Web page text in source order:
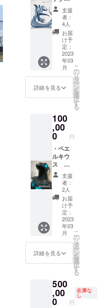
送りさ
せて頂
きま
す。 ※
外部公
開を禁
止し、
個人的
な利用
聴を認
めま
ジット
※支援
時、必
ず備考
欄に掲
載を希
望され
るお名
前をご
記入く
ださ
ル便
URLを
支援者
様の
メール
アドレ
スにお
送りさ
せて頂
きま
す。 ※
外部公
開を禁
止し、
個人的
な利用
のみ視
聴を認
キャス
トコメ
ント、
スタッ
フ対
談、没
脚本、
未公開
映像）
100ペー
ジほど
本編映
像(40
分) ・
『海鳴
りのと
き』本
編映像
(40分)
・『海
鳴りの
とき』
完全資
料集
（特撮
メイキ
ング、
制作記
録、完
テ、デ
ザイン
ワーク
ム オ
リジナ
ルフィ
ギュア
・『失
われた
夜に』
本編特
撮メイ
キング
(30分)
・『失
われた
完全資
料集
（制作
記録、
完成脚
本、絵
コン
テ、デ
ザイン
ワーク
ス、監
督解
説、
キャス
トコメ
ント、
スタッ
フ対
談、没
脚本、
映像）
100ペー
ジほど
・『失
支援
者：
4人
お届
け予
定：
2023
年03
月
詳細を見る
こ
の
リ
タ
ー
ン
を
選
択
す
る
100
,00
0 円
・ペエ
ルキウ
ス 頭
部型抜
き模型
・時空
怪獣
ゲゾ
ム オ
リジナ
ルフィ
ギュア
・『失
われた
夜に』
本編特
キング
(30分)
・『失
われた
支援
者：
2人
お届
け予
定：
2023
年03
月
詳細を見る
こ
の
リ
タ
ー
ン
を
選
択
す
る
500
,00
0 円
在庫な
し